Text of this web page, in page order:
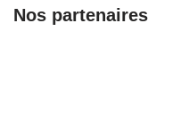
Nos partenaires